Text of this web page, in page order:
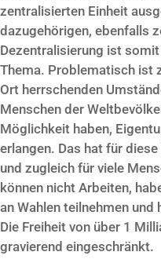
zentralisierten Einheit
dazugehörigen, ebenfalls
Dezentralisierung ist
Thema. Problematisch ist
Ort herrschenden
Menschen der
Möglichkeit haben,
erlangen. Das hat für
und zugleich für viele
können nicht Arbeiten,
an Wahlen teilnehmen
Die Freiheit von über 1
gravierend eingeschränkt.